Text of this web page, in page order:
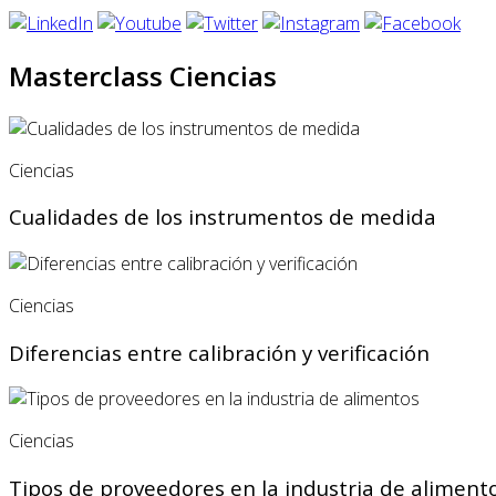
Masterclass Ciencias
Ciencias
Cualidades de los instrumentos de medida
Ciencias
Diferencias entre calibración y verificación
Ciencias
Tipos de proveedores en la industria de